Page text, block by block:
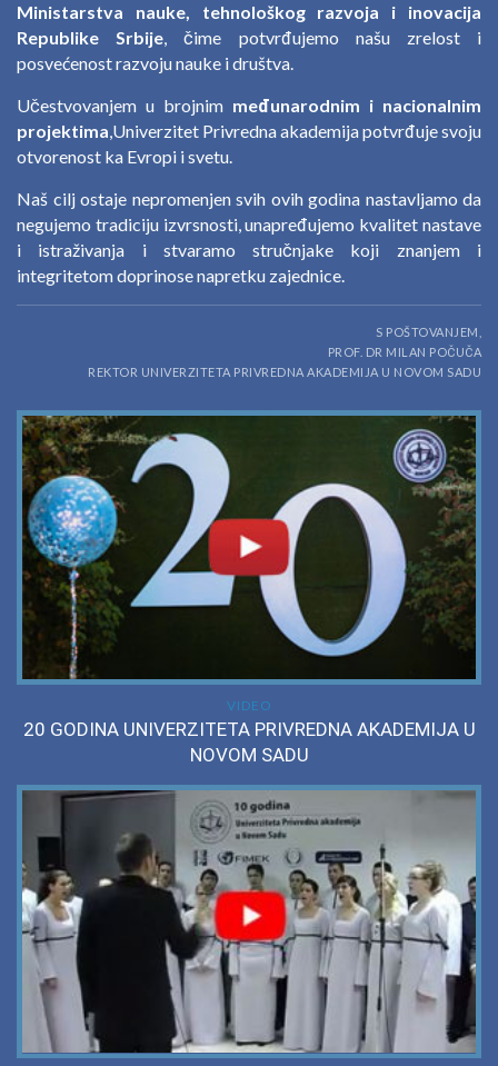
Ministarstva nauke, tehnološkog razvoja i inovacija
Republike Srbije, čime potvrđujemo našu zrelost i
posvećenost razvoju nauke i društva.
Učestvovanjem u brojnim međunarodnim i nacionalnim
projektima,Univerzitet Privredna akademija potvrđuje svoju
otvorenost ka Evropi i svetu.
Naš cilj ostaje nepromenjen svih ovih godina nastavljamo da
negujemo tradiciju izvrsnosti, unapređujemo kvalitet nastave
i istraživanja i stvaramo stručnjake koji znanjem i
integritetom doprinose napretku zajednice.
S POŠTOVANJEM,
PROF. DR MILAN POČUČA
REKTOR UNIVERZITETA PRIVREDNA AKADEMIJA U NOVOM SADU
VIDEO
20 GODINA UNIVERZITETA PRIVREDNA AKADEMIJA U
NOVOM SADU